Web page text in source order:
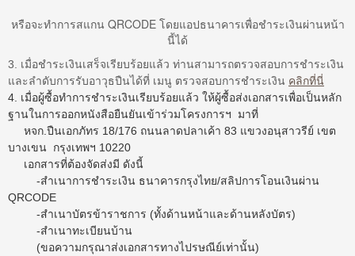
หรือจะทำการสแกน QRCODE โดยแอปธนาคารเพื่อชำระเงินผ่านหน้า
นี้ได้
3. เมื่อชำระเงินเสร็จเรียบร้อยแล้ว ท่านสามารถตรวจสอบการชำระเงิน
และลำดับการรับอาวุธปืนได้ที่ เมนู ตรวจสอบการชำระเงิน คลิกที่นี่
4. เมื่อผู้ซื้อทำการชำระเงินเรียบร้อยแล้ว ให้ผู้ซื้อส่งเอกสารเพื่อเป็นหลัก
ฐานในการออกหนังสือยืนยันเข้าร่วมโครงการฯ มาที่
หจก.ปืนเอกภัทร 18/176 ถนนลาดปลาเค้า 83 แขวงอนุสาวรีย์ เขต
บางเขน กรุงเทพฯ 10220
เอกสารที่ต้องจัดส่งมี ดังนี้
-สำเนาการชำระเงิน ธนาคารกรุงไทย/สลิปการโอนเงินผ่าน
QRCODE
-สำเนาบัตรข้าราชการ (ทั้งด้านหน้าและด้านหลังบัตร)
-สำเนาทะเบียนบ้าน
(ขอความกรุณาส่งเอกสารทางไปรษณีย์เท่านั้น)